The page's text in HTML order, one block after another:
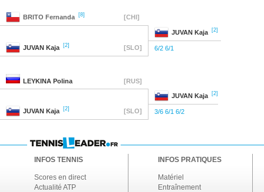
BRITO Fernanda [8] [CHI]
JUVAN Kaja [2]
JUVAN Kaja [2] [SLO] 6/2 6/1
LEYKINA Polina [RUS]
JUVAN Kaja [2]
JUVAN Kaja [2] [SLO] 3/6 6/1 6/2
INFOS TENNIS
Scores en direct
Actualité ATP
INFOS PRATIQUES
Matériel
Entraînement